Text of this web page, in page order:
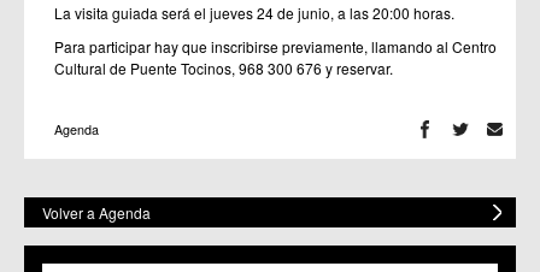
La visita guiada será el jueves 24 de junio, a las 20:00 horas.
Para participar hay que inscribirse previamente, llamando al Centro
Cultural de Puente Tocinos, 968 300 676 y reservar.
Agenda
Volver a Agenda